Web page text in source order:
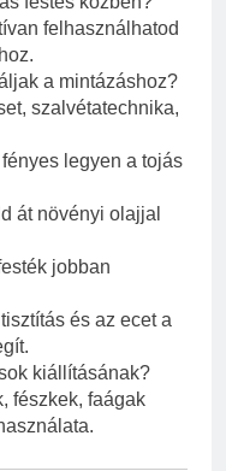
felhasználhatod
a mintázáshoz?
szalvétatechnika,
legyen a tojás
át növényi olajjal
jobban
és az ecet a
kiállításának?
fészkek, faágak